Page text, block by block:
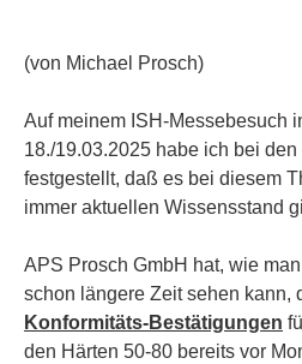
(von Michael Prosch)
Auf meinem ISH-Messebesuch
18./19.03.2025 habe ich bei
festgestellt, daß es bei diesem
immer aktuellen Wissensstand
APS Prosch GmbH hat, wie
schon längere Zeit sehen kann,
Konformitäts-Bestätigungen
den Härten 50-80 bereits vor